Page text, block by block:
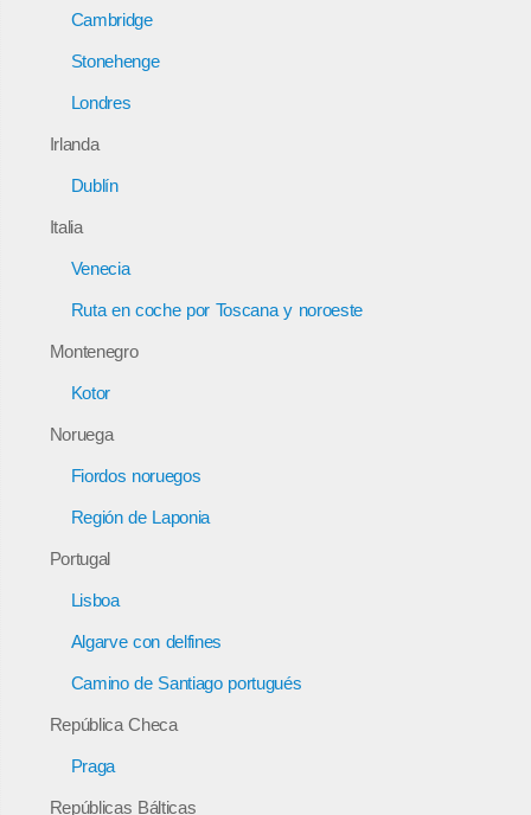
Cambridge
Stonehenge
Londres
Irlanda
Dublín
Italia
Venecia
Ruta en coche por Toscana y noroeste
Montenegro
Kotor
Noruega
Fiordos noruegos
Región de Laponia
Portugal
Lisboa
Algarve con delfines
Camino de Santiago portugués
República Checa
Praga
Repúblicas Bálticas